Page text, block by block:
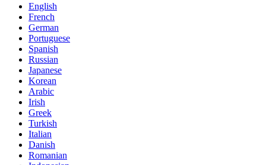
English
French
German
Portuguese
Spanish
Russian
Japanese
Korean
Arabic
Irish
Greek
Turkish
Italian
Danish
Romanian